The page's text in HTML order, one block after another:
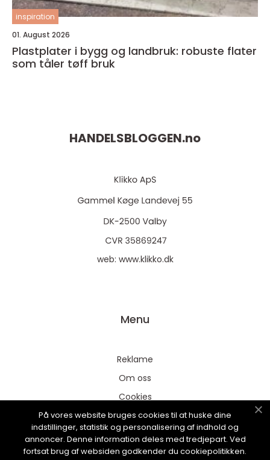
inspiration
01. August 2026
Plastplater i bygg og landbruk: robuste flater
som tåler tøff bruk
HANDELSBLOGGEN.no
web: www.klikko.dk
Menu
Reklame
Om oss
Cookies
Kontakt Oss
Sitemap
På vores website bruges cookies til at huske dine
indstillinger, statistik og personalisering af indhold og
annoncer. Denne information deles med tredjepart. Ved
fortsat brug af websiden godkender du cookiepolitikken.